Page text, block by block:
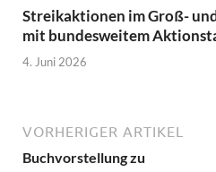
Streikaktionen im Groß-
mit bundesweitem
4. Juni 2026
VORHERIGER ARTIKEL
Buchvorstellung zu